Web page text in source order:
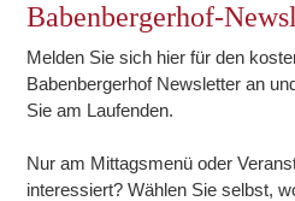
Babenbergerhof-
Melden Sie sich hier für den
Babenbergerhof Newsletter an
Sie am Laufenden.
Nur am Mittagsmenü oder
interessiert? Wählen Sie selbst,